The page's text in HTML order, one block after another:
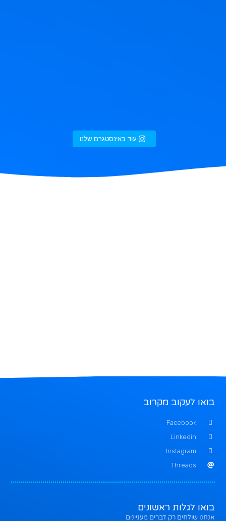
עוד באינסטגרם שלנו
בואו לעקוב מקרוב
Facebook
Linkedin
Instagram
Threads
בואו לגלות ראשונים
אנחנו שולחים רק דברים מעניינים